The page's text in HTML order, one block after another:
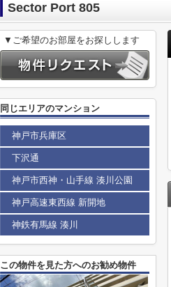
Sector Port 805
▼ご希望のお部屋をお探しします
同じエリアのマンション
神戸市兵庫区
下沢通
神戸市西神・山手線 湊川公園
神戸高速東西線 新開地
神鉄有馬線 湊川
この物件を見た方へのお勧め物件